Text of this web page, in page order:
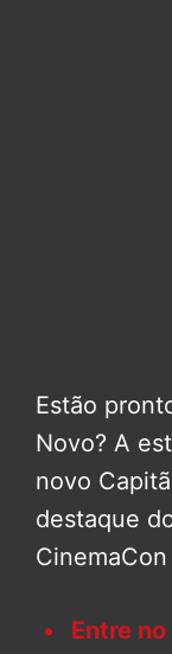
Estão
Novo? A
novo
destaque
Entre